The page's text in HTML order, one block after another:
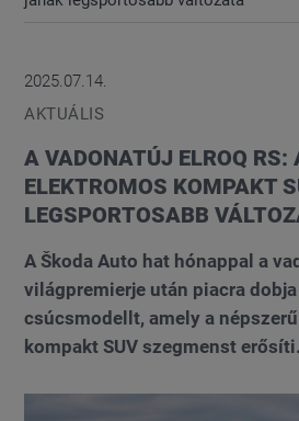
2025.07.14.
AKTUÁLIS
A VADONATÚJ ELROQ RS:
ELEKTROMOS KOMPAKT
LEGSPORTOSABB
A Škoda Auto hat hónappal a
világpremierje után piacra dobja
csúcsmodellt, amely a
kompakt SUV szegmenst erősíti.